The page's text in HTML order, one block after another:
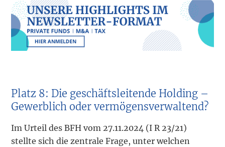
Platz 8: Die geschäftsleitende Holding –
Gewerblich oder vermögensverwaltend?
Im Urteil des BFH vom 27.11.2024 (I R 23/21)
stellte sich die zentrale Frage, unter welchen